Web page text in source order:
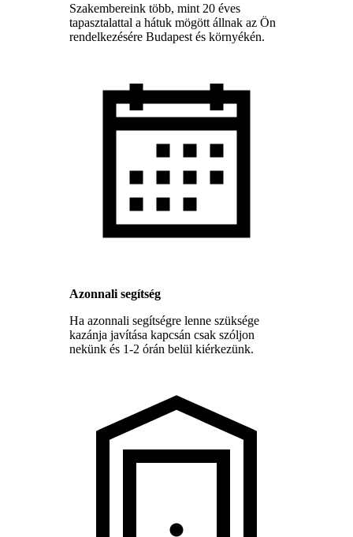
Szakembereink több, mint 20 éves
tapasztalattal a hátuk mögött állnak az Ön
rendelkezésére Budapest és környékén.
Azonnali segítség
Ha azonnali segítségre lenne szüksége
kazánja javítása kapcsán csak szóljon
nekünk és 1-2 órán belül kiérkezünk.